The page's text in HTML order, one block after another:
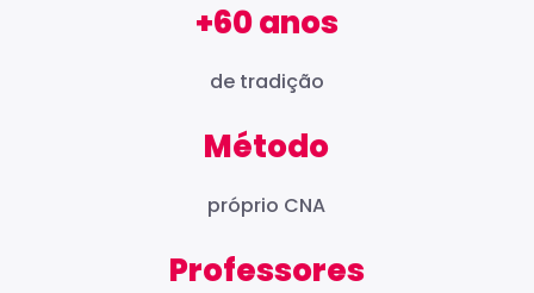
+60 anos
de tradição
Método
próprio CNA
Professores